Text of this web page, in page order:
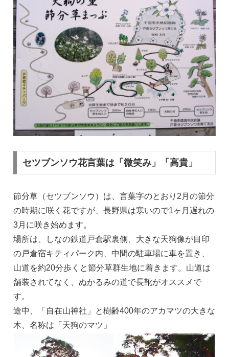
セツブンソウ花言葉は「微笑み」「高貴」
節分草（セツブンソウ）は、言葉字のとおり2月の節分
の時期に咲く花ですが、長野県は寒いので1ヶ月遅れの
3月に咲き始めます。
場所は、しなの鉄道戸倉駅裏側、大きな天狗像が目印
の戸倉宿キティパーク内、中間の駐車場に車を置き、
山道を約20分歩くと節分草群生地に着きます。山道は
舗装されてなく、ぬかるみの道で長靴がオススメで
す。
途中、「自在山神社」と樹齢400年のアカマツの大きな
木、名称は「天狗のマツ」